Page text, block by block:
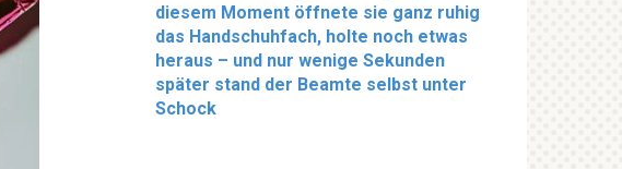
diesem Moment öffnete sie ganz ruhig
das Handschuhfach, holte noch etwas
heraus – und nur wenige Sekunden
später stand der Beamte selbst unter
Schock